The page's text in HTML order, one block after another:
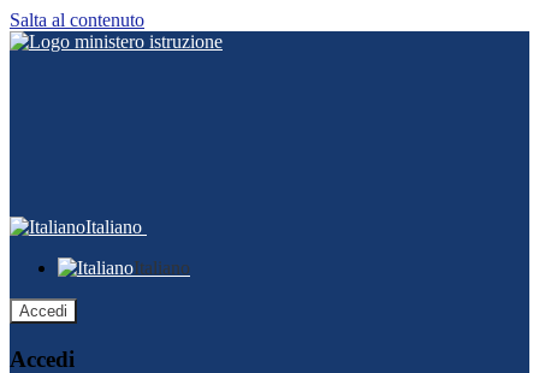
Salta al contenuto
Italiano
Italiano
Accedi
Accedi